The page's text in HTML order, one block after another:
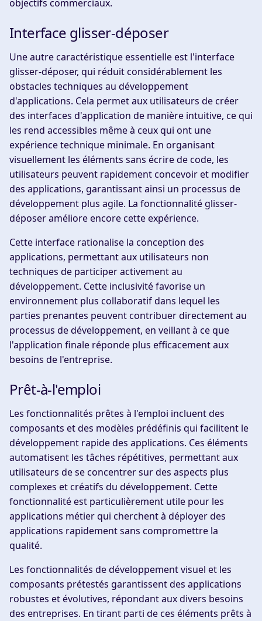
objectifs commerciaux.
Interface glisser-déposer
Une autre caractéristique essentielle est l'interface
glisser-déposer, qui réduit considérablement les
obstacles techniques au développement
d'applications. Cela permet aux utilisateurs de créer
des interfaces d'application de manière intuitive, ce qui
les rend accessibles même à ceux qui ont une
expérience technique minimale. En organisant
visuellement les éléments sans écrire de code, les
utilisateurs peuvent rapidement concevoir et modifier
des applications, garantissant ainsi un processus de
développement plus agile. La fonctionnalité glisser-
déposer améliore encore cette expérience.
Cette interface rationalise la conception des
applications, permettant aux utilisateurs non
techniques de participer activement au
développement. Cette inclusivité favorise un
environnement plus collaboratif dans lequel les
parties prenantes peuvent contribuer directement au
processus de développement, en veillant à ce que
l'application finale réponde plus efficacement aux
besoins de l'entreprise.
Prêt-à-l'emploi
Les fonctionnalités prêtes à l'emploi incluent des
composants et des modèles prédéfinis qui facilitent le
développement rapide des applications. Ces éléments
automatisent les tâches répétitives, permettant aux
utilisateurs de se concentrer sur des aspects plus
complexes et créatifs du développement. Cette
fonctionnalité est particulièrement utile pour les
applications métier qui cherchent à déployer des
applications rapidement sans compromettre la
qualité.
Les fonctionnalités de développement visuel et les
composants prétestés garantissent des applications
robustes et évolutives, répondant aux divers besoins
des entreprises. En tirant parti de ces éléments prêts à